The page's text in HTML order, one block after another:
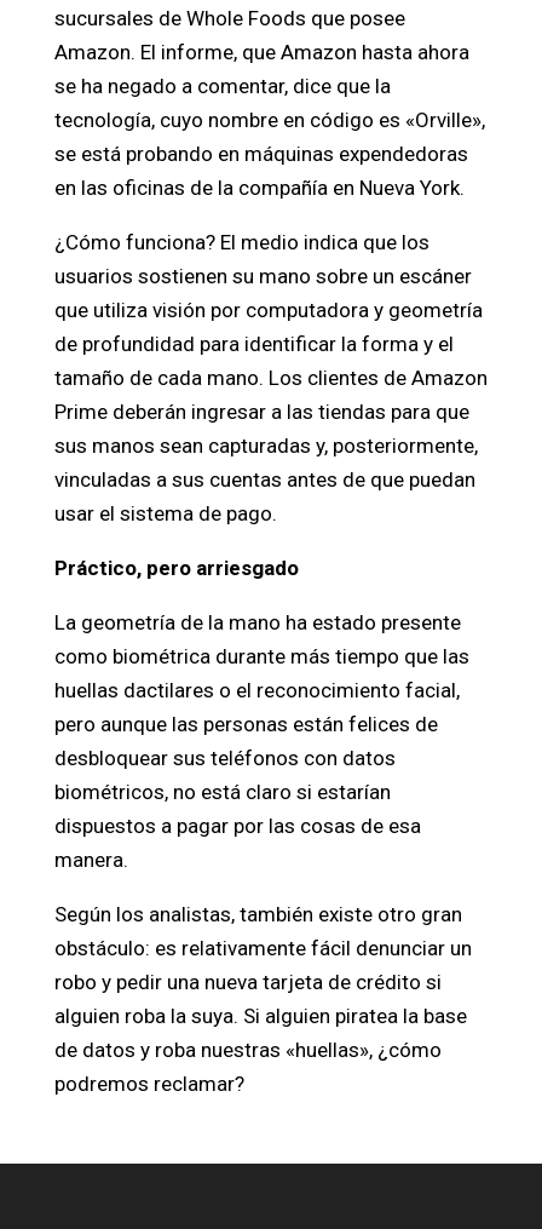
sucursales de Whole Foods que posee
Amazon. El informe, que Amazon hasta ahora
se ha negado a comentar, dice que la
tecnología, cuyo nombre en código es «Orville»,
se está probando en máquinas expendedoras
en las oficinas de la compañía en Nueva York.
¿Cómo funciona? El medio indica que los
usuarios sostienen su mano sobre un escáner
que utiliza visión por computadora y geometría
de profundidad para identificar la forma y el
tamaño de cada mano. Los clientes de Amazon
Prime deberán ingresar a las tiendas para que
sus manos sean capturadas y, posteriormente,
vinculadas a sus cuentas antes de que puedan
usar el sistema de pago.
Práctico, pero arriesgado
La geometría de la mano ha estado presente
como biométrica durante más tiempo que las
huellas dactilares o el reconocimiento facial,
pero aunque las personas están felices de
desbloquear sus teléfonos con datos
biométricos, no está claro si estarían
dispuestos a pagar por las cosas de esa
manera.
Según los analistas, también existe otro gran
obstáculo: es relativamente fácil denunciar un
robo y pedir una nueva tarjeta de crédito si
alguien roba la suya. Si alguien piratea la base
de datos y roba nuestras «huellas», ¿cómo
podremos reclamar?